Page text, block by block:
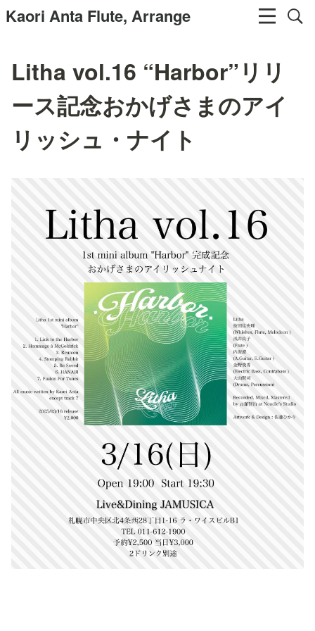
Kaori Anta Flute, Arrange
Litha vol.16 “Harbor”リリ
ース記念おかげさまのアイ
リッシュ・ナイト